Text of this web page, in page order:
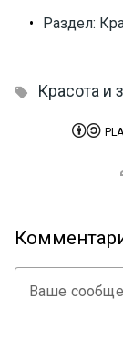
• Раздел:
 Красота и

Ваше